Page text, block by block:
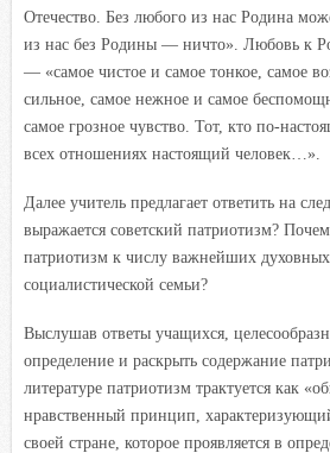
Отечество. Без любого из нас Родина
из нас без Родины — ничто». Любовь к
— «самое чистое и самое тонкое, самое
сильное, самое нежное и самое
самое грозное чувство. Тот, кто по-
всех отношениях настоящий человек…».
Далее учитель предлагает ответить на
выражается советский патриотизм?
патриотизм к числу важнейших
социалистической семьи?
Выслушав ответы учащихся,
определение и раскрыть содержание
литературе патриотизм трактуется как
нравственный принцип,
своей стране, которое проявляется в